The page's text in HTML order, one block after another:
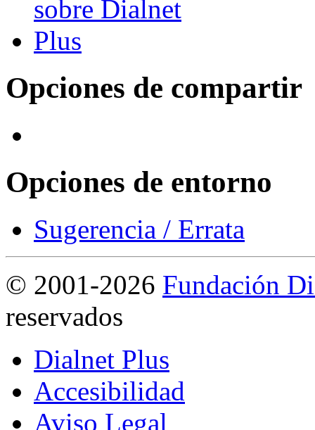
Opciones de compartir
Opciones de entorno
Sugerencia / Errata
© 2001-2026 Fundación
reservados
Dialnet Plus
Accesibilidad
Aviso Legal